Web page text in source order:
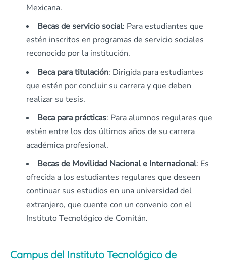
Mexicana.
Becas de servicio social: Para estudiantes que
estén inscritos en programas de servicio sociales
reconocido por la institución.
Beca para titulación: Dirigida para estudiantes
que estén por concluir su carrera y que deben
realizar su tesis.
Beca para prácticas: Para alumnos regulares que
estén entre los dos últimos años de su carrera
académica profesional.
Becas de Movilidad Nacional e Internacional: Es
ofrecida a los estudiantes regulares que deseen
continuar sus estudios en una universidad del
extranjero, que cuente con un convenio con el
Instituto Tecnológico de Comitán.
Campus del Instituto Tecnológico de